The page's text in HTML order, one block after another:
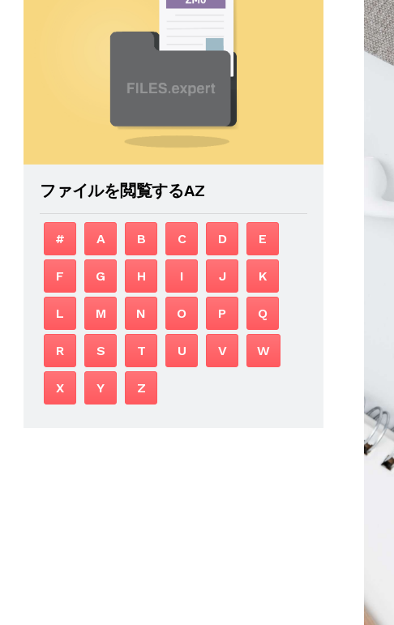
ファイルを閲覧するAZ
# A B C D E
F G H I J K
L M N O P Q
R S T U V W
X Y Z